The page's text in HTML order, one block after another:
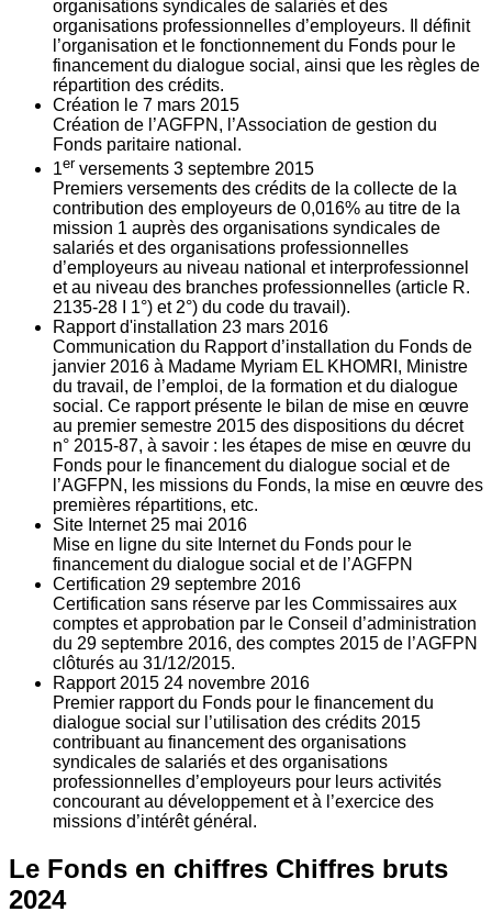
organisations syndicales de salariés et des
organisations professionnelles d’employeurs. Il définit
l’organisation et le fonctionnement du Fonds pour le
financement du dialogue social, ainsi que les règles de
répartition des crédits.
Création le 7 mars 2015
Création de l’AGFPN, l’Association de gestion du
Fonds paritaire national.
1er versements 3 septembre 2015
Premiers versements des crédits de la collecte de la
contribution des employeurs de 0,016% au titre de la
mission 1 auprès des organisations syndicales de
salariés et des organisations professionnelles
d’employeurs au niveau national et interprofessionnel
et au niveau des branches professionnelles (article R.
2135‐28 I 1°) et 2°) du code du travail).
Rapport d'installation 23 mars 2016
Communication du Rapport d’installation du Fonds de
janvier 2016 à Madame Myriam EL KHOMRI, Ministre
du travail, de l’emploi, de la formation et du dialogue
social. Ce rapport présente le bilan de mise en œuvre
au premier semestre 2015 des dispositions du décret
n° 2015-87, à savoir : les étapes de mise en œuvre du
Fonds pour le financement du dialogue social et de
l’AGFPN, les missions du Fonds, la mise en œuvre des
premières répartitions, etc.
Site Internet 25 mai 2016
Mise en ligne du site Internet du Fonds pour le
financement du dialogue social et de l’AGFPN
Certification 29 septembre 2016
Certification sans réserve par les Commissaires aux
comptes et approbation par le Conseil d’administration
du 29 septembre 2016, des comptes 2015 de l’AGFPN
clôturés au 31/12/2015.
Rapport 2015 24 novembre 2016
Premier rapport du Fonds pour le financement du
dialogue social sur l’utilisation des crédits 2015
contribuant au financement des organisations
syndicales de salariés et des organisations
professionnelles d’employeurs pour leurs activités
concourant au développement et à l’exercice des
missions d’intérêt général.
Le Fonds en chiffres Chiffres bruts
2024